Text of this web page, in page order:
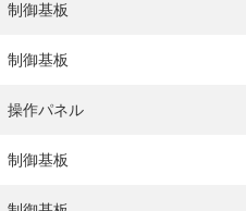
制御基板
制御基板
操作パネル
制御基板